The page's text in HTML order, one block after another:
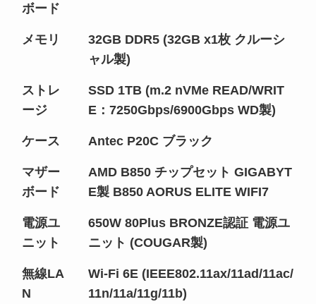
ボード
メモリ
32GB DDR5 (32GB x1枚 クルーシ
ャル製)
ストレ
ージ
SSD 1TB (m.2 nVMe READ/WRIT
E：7250Gbps/6900Gbps WD製)
ケース Antec P20C ブラック
マザー
ボード
AMD B850 チップセット GIGABYT
E製 B850 AORUS ELITE WIFI7
電源ユ
ニット
650W 80Plus BRONZE認証 電源ユ
ニット (COUGAR製)
無線LA
N
Wi-Fi 6E (IEEE802.11ax/11ad/11ac/
11n/11a/11g/11b)